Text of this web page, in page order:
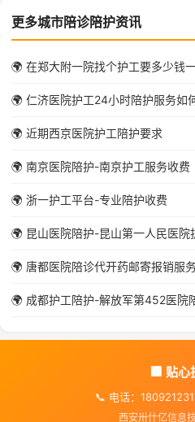
更多城市陪诊陪护资讯
🌍 在郑大附一院找个护工要多少钱
🌍 仁济医院护工24小时陪护服务如
🌍 近期西京医院护工陪护要求
🌍 南京医院陪护-南京护工服务收费
🌍 浙一护工平台-专业陪护收费
🌍 昆山医院陪护-昆山第一人民医院
🌍 唐都医院陪诊代开药邮寄报销服
🌍 成都护工陪护-解放军第452医院
🏢 贴心
📞 电话：
西安卅什亿信息